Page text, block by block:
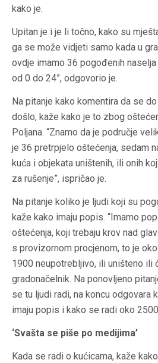
kako je.
Upitan je i je li točno, kako su
ga se može vidjeti samo kada u
ovdje imamo 36 pogođenih
od 0 do 24”, odgovorio je.
Na pitanje kako komentira da se
došlo, kaže kako je to zbog
Poljana. “Znamo da je područje
je 36 pretrpjelo oštećenja, sedam
kuća i objekata uništenih, ili onih
za rušenje”, ispričao je.
Na pitanje koliko je ljudi koji su
kaže kako imaju popis. “Imamo
oštećenja, koji trebaju krov nad
s provizornom procjenom, to je
1900 neupotrebljivo, ili uništeno ili
gradonačelnik. Na ponovljeno
se tu ljudi radi, na koncu odgovara
imaju popis i kako se radi oko
‘Svašta se piše po medijima’
Kada se radi o kućicama, kaže